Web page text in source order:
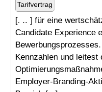
Tarifvertrag
[. .. ] für eine
Candidate Experience
Kennzahlen und leitest
Employer-Branding-